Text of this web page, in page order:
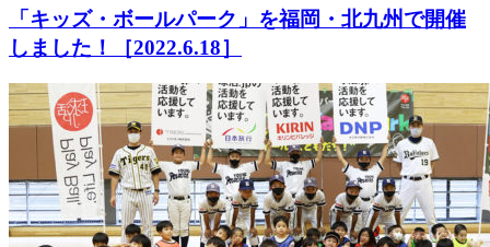
「キッズ・ボールパーク」を福岡・北九州で開催
しました！［2022.6.18］